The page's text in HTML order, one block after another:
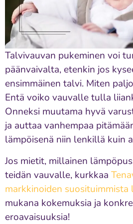
Talvivauvan pukeminen voi
päänvaivalta, etenkin jos
ensimmäinen talvi. Miten
Entä voiko vauvalle tulla
Onneksi muutama hyvä
ja auttaa vanhempaa
lämpöisenä niin lenkillä kuin
Jos mietit, millainen
teidän vauvalle, kurkkaa
markkinoiden suosituimmista
mukana kokemuksia ja
eroavaisuuksia!